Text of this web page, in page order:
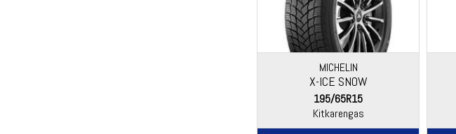
MICHELIN
X-ICE SNOW
195/65R15
Kitkarengas